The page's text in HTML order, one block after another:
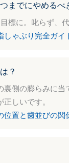
までにやめるべ
標に。叱らず、
しゃぶり完全ガイ
？
裏側の膨らみに当
しいです。
位置と歯並びの関